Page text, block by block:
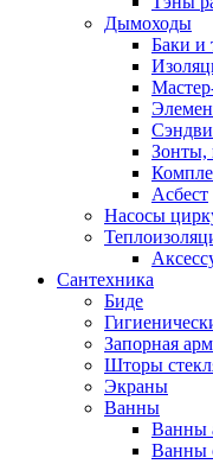
Дымоходы
Баки и
Зонты,
Асбест
Насосы
Сантехника
Биде
Запорная
Шторы
Экраны
Ванны
Ванны
Ванны